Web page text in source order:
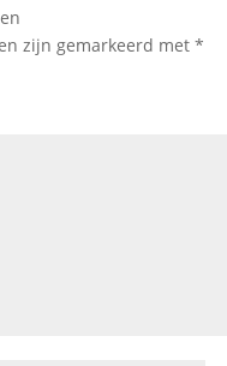
zijn gemarkeerd met*